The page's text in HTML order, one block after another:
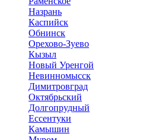
Назрань
Каспийск
Обнинск
Орехово-Зуево
Кызыл
Новый Уренгой
Невинномысск
Димитровград
Октябрьский
Долгопрудный
Ессентуки
Камышин